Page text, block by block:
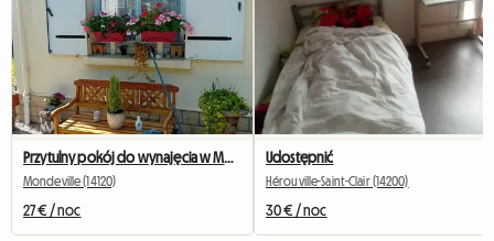
Mondeville (14120)
27 € / noc
Udostępnić
Hérouville-Saint-Clair (14200)
30 € / noc